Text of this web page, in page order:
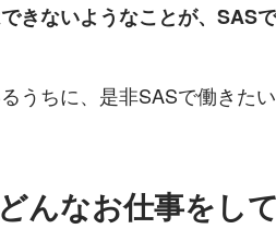
きないようなことが、SAS
うちに、是非SASで働きた
んなお仕事をし